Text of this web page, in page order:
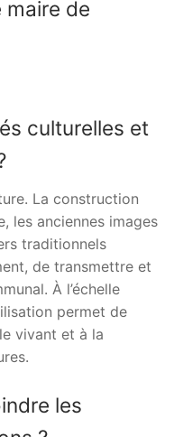
maire de
culturelles et
La construction
les anciennes images
traditionnels
de transmettre et
À l’échelle
permet de
vivant et à la
les